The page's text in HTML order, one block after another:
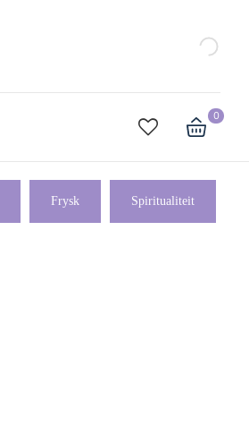
0
Frysk Spiritualiteit